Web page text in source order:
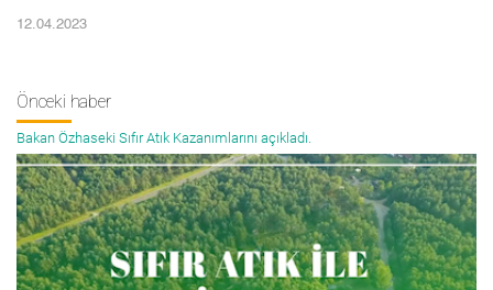
12.04.2023
Önceki haber
Bakan Özhaseki Sıfır Atık Kazanımlarını açıkladı.